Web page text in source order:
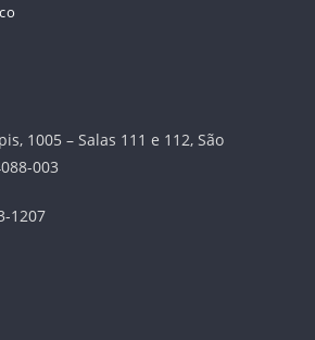
1005 – Salas 111 e 112, São
003
1207